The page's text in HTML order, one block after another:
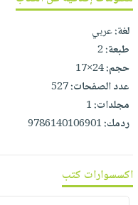
كتابك
تواصل
معنا
لغة:عربي
طبعة:2
حجم:24×17
عدد الصفحات:527
مجلدات:1
ردمك:9786140106901
اكسسوارات كتب